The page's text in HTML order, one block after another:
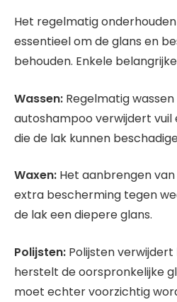
Het regelmatig
essentieel om de glans en
behouden. Enkele
Wassen: Regelmatig
autoshampoo verwijdert
die de lak kunnen
Waxen: Het aanbrengen
extra bescherming tegen
de lak een diepere glans.
Polijsten: Polijsten
herstelt de oorspronkelijke
moet echter voorzichtig